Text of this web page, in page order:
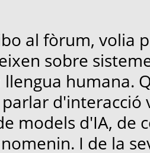
al fòrum, volia
sobre
llengua humana.
d'interacció
models d'IA, de
I de la